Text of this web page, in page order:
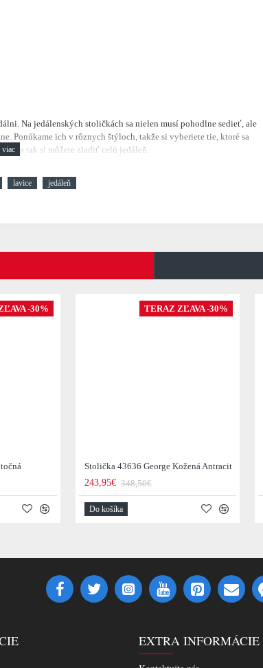
Na jedálenských stoličkách sa nielen musí pohodlne sedieť, ale
Ponúkame ich v rôznych štýloch, takže si vyberiete tie, ktoré sa
a tak si môžete zladiť celú jedáleň.
lavice jedáleň
-30% TERAZ ZĽAVA -30%
Stolička 43636 George Kožená Antracit
243,95€ 348,50€
Do košíka
EXTRA INFORMÁCIE